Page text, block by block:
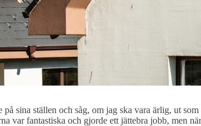
sina ställen och såg, om jag ska vara ärlig, ut
var fantastiska och gjorde ett jättebra jobb, men